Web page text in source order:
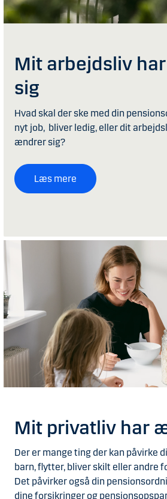
Mit arbejdsliv
sig
Hvad skal der ske med din
nyt job, bliver ledig, eller dit
ændrer sig?
Læs mere
Mit privatliv har
Der er mange ting der kan påvirke
barn, flytter, bliver skilt eller andre
Det påvirker også din
dine forsikringer og